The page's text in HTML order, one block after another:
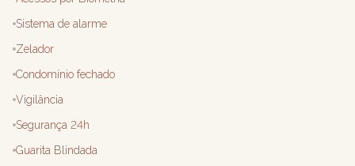
Sistema de alarme
Zelador
Condomínio fechado
Vigilância
Segurança 24h
Guarita Blindada